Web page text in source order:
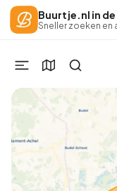
Buurtje.nl in de
Sneller zoeken en